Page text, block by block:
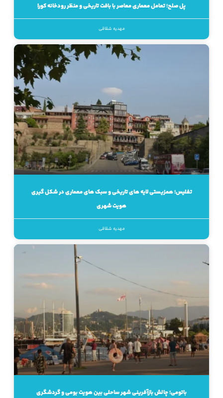
پل صلح؛ تعامل معماری معاصر با بافت تاریخی و منظر رودخانه کورا
مهدیه شقاقی
تفلیس؛ همزیستی لایه های تاریخی و سبک های معماری در شکل گیری
هویت شهری
مهدیه شقاقی
باتومی؛ چالش بازآفرینی شهر ساحلی بین هویت بومی و گردشگری